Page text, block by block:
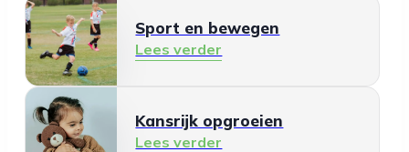
Sport en bewegen
Lees verder
Kansrijk opgroeien
Lees verder